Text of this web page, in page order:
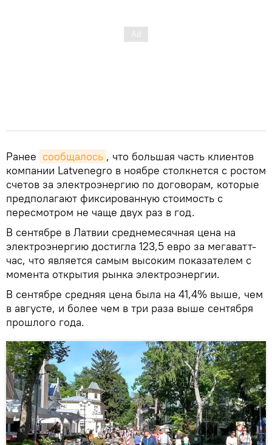
Ранее сообщалось , что большая часть клиентов
компании Latvenegro в ноябре столкнется с ростом
счетов за электроэнергию по договорам, которые
предполагают фиксированную стоимость с
пересмотром не чаще двух раз в год.
В сентябре в Латвии среднемесячная цена на
электроэнергию достигла 123,5 евро за мегаватт-
час, что является самым высоким показателем с
момента открытия рынка электроэнергии.
В сентябре средняя цена была на 41,4% выше, чем
в августе, и более чем в три раза выше сентября
прошлого года.